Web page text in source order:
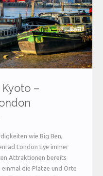
–
wie Big Ben,
London Eye immer
Attraktionen bereits
die Plätze und Orte